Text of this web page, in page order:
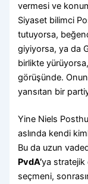
vermesi ve
Siyaset bilimci
tutuyorsa,
giyiyorsa, ya da
birlikte
görüşünde.
yansıtan bir
Yine Niels
aslında kendi
Bu da uzun
PvdA’ya stratejik
seçmeni,